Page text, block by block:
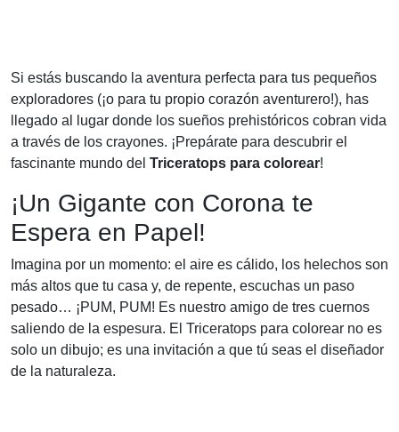
Si estás buscando la aventura perfecta para tus pequeños
exploradores (¡o para tu propio corazón aventurero!), has
llegado al lugar donde los sueños prehistóricos cobran vida
a través de los crayones. ¡Prepárate para descubrir el
fascinante mundo del Triceratops para colorear!
¡Un Gigante con Corona te
Espera en Papel!
Imagina por un momento: el aire es cálido, los helechos son
más altos que tu casa y, de repente, escuchas un paso
pesado… ¡PUM, PUM! Es nuestro amigo de tres cuernos
saliendo de la espesura. El Triceratops para colorear no es
solo un dibujo; es una invitación a que tú seas el diseñador
de la naturaleza.